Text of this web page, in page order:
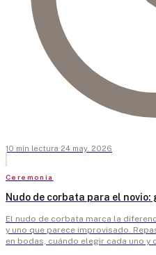
10 min lectura·24 may. 2026
Ceremonia
Nudo de corbata para el
El nudo de corbata marca la
y uno que parece improvisado.
en bodas, cuándo elegir cada uno